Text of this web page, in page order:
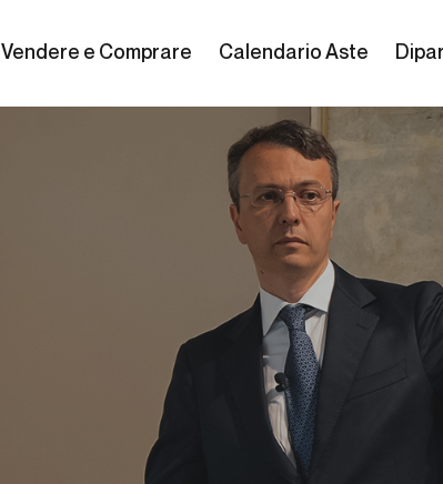
Vendere e Comprare Calendario Aste